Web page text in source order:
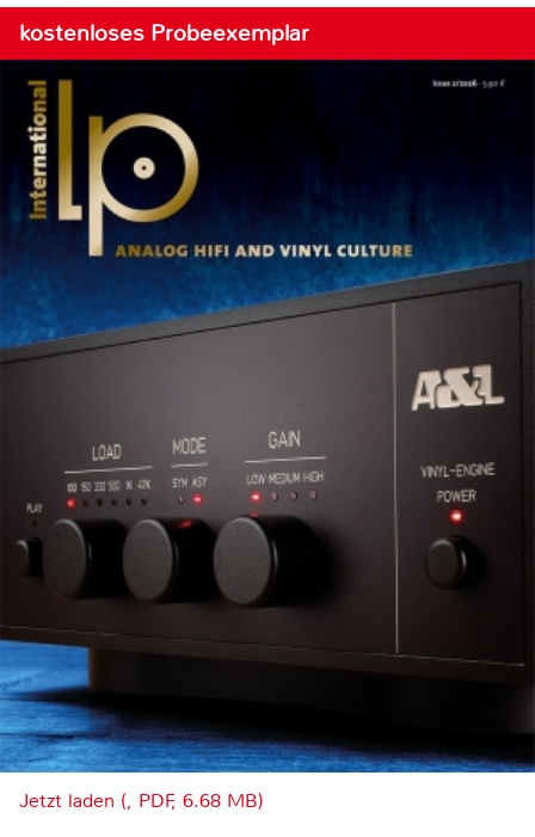
kostenloses Probeexemplar
Jetzt laden (, PDF, 6.68 MB)